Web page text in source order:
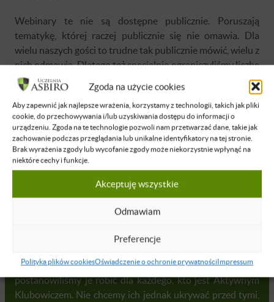
Zgoda na użycie cookies
Aby zapewnić jak najlepsze wrażenia, korzystamy z technologii, takich jak pliki
cookie, do przechowywania i/lub uzyskiwania dostępu do informacji o
urządzeniu. Zgoda na te technologie pozwoli nam przetwarzać dane, takie jak
zachowanie podczas przeglądania lub unikalne identyfikatory na tej stronie.
Brak wyrażenia zgody lub wycofanie zgody może niekorzystnie wpłynąć na
niektóre cechy i funkcje.
Akceptuję wszystkie
Odmawiam
Preferencje
Polityka plików cookiesOświadczenie o ochronie prywatnościImpressum
Webinary te nie są dostępne publicznie. Poruszają
tematykę, której raczej publicznie się nie omawia. Dla
wielu naszych gości to trudne tak publicznie mówić, wielu z
nich odmawia. Dlatego też specjalnie ograniczyliśmy liczbę
widzów. Webinary są organizowane na naszej platformie
webinarowej i są dostępne dla każdego, kto ma aktywne
konto w Klubie ASBIRO. Są to nasi studenci, absolwenci,
wykładowcy jak również osoby z zewnątrz, które założą
konto i aktywują je na rok za 200 zł.
Organizacyjnie chcemy ograniczyć zasięg webinarów stąd
postanowiliśmy je robić dla każdego, kto jest Aktywnym
Klubowiczem. Nie chcemy ich jednak ukrywać przed tymi,